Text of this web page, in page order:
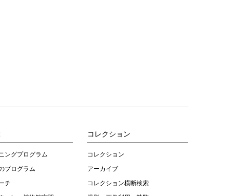
ングプログラム
プログラム
チ
コレクション
コレクション
アーカイブ
コレクション横断検索